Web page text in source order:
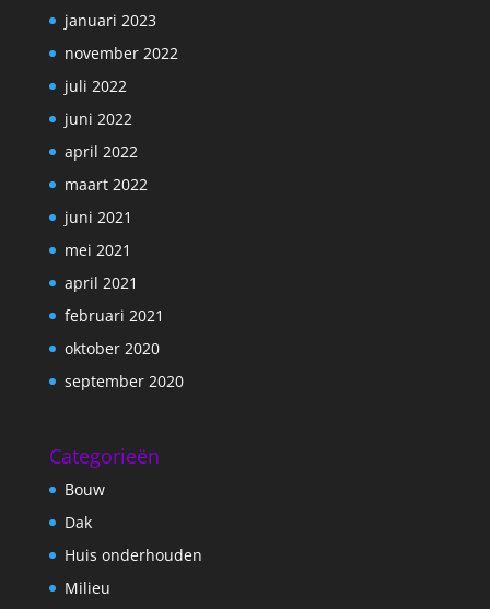
januari 2023
november 2022
juli 2022
juni 2022
april 2022
maart 2022
juni 2021
mei 2021
april 2021
februari 2021
oktober 2020
september 2020
Categorieën
Bouw
Dak
Huis onderhouden
Milieu